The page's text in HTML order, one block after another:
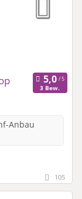
3 Bew.
Anbau
105